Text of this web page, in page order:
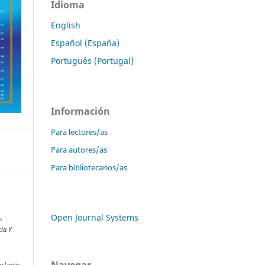
Y
Idioma
English
Español (España)
Português (Portugal)
Información
Para lectores/as
Para autores/as
Para bibliotecarios/as
Open Journal Systems